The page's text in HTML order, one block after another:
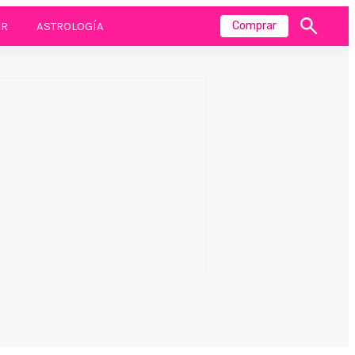
ASTROLOGÍA Comprar
Mostrar